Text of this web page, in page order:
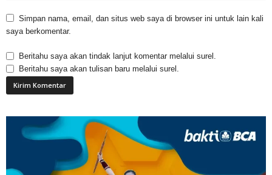
Simpan nama, email, dan situs web saya di browser ini untuk lain kali
saya berkomentar.
Beritahu saya akan tindak lanjut komentar melalui surel.
Beritahu saya akan tulisan baru melalui surel.